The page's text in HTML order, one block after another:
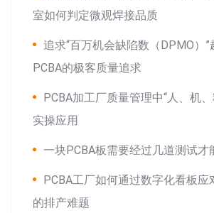
室如何判定微观焊接品质
追求“百万机会缺陷数（DPMO）
PCBA的极客质量追求
PCBA加工厂质量管理中“人、机
实操应用
一块PCBA板需要经过几道测试才
PCBA工厂如何通过数字化看板应
的排产难题